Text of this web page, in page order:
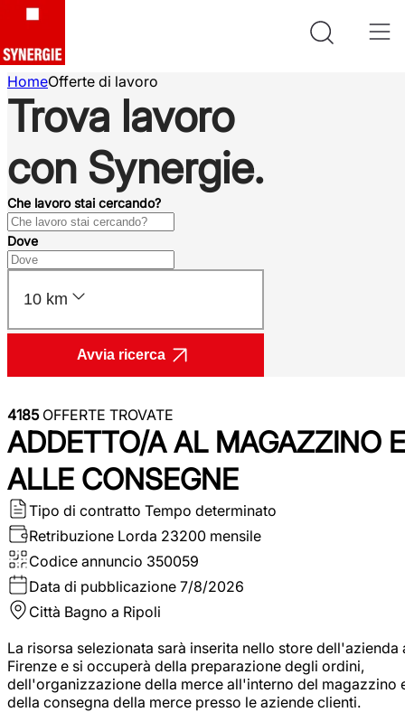
HomeOfferte di lavoro
Trova lavoro
con Synergie.
Che lavoro stai cercando?
Dove
10 km
Avvia ricerca
4185OFFERTE TROVATE
ADDETTO/A AL MAGAZZINO E
ALLE CONSEGNE
Tipo di contratto Tempo determinato
Retribuzione Lorda 23200 mensile
Codice annuncio 350059
Data di pubblicazione 7/8/2026
Città Bagno a Ripoli
La risorsa selezionata sarà inserita nello store dell'azienda
Firenze e si occuperà della preparazione degli ordini,
dell'organizzazione della merce all'interno del magazzino
della consegna della merce presso le aziende clienti.